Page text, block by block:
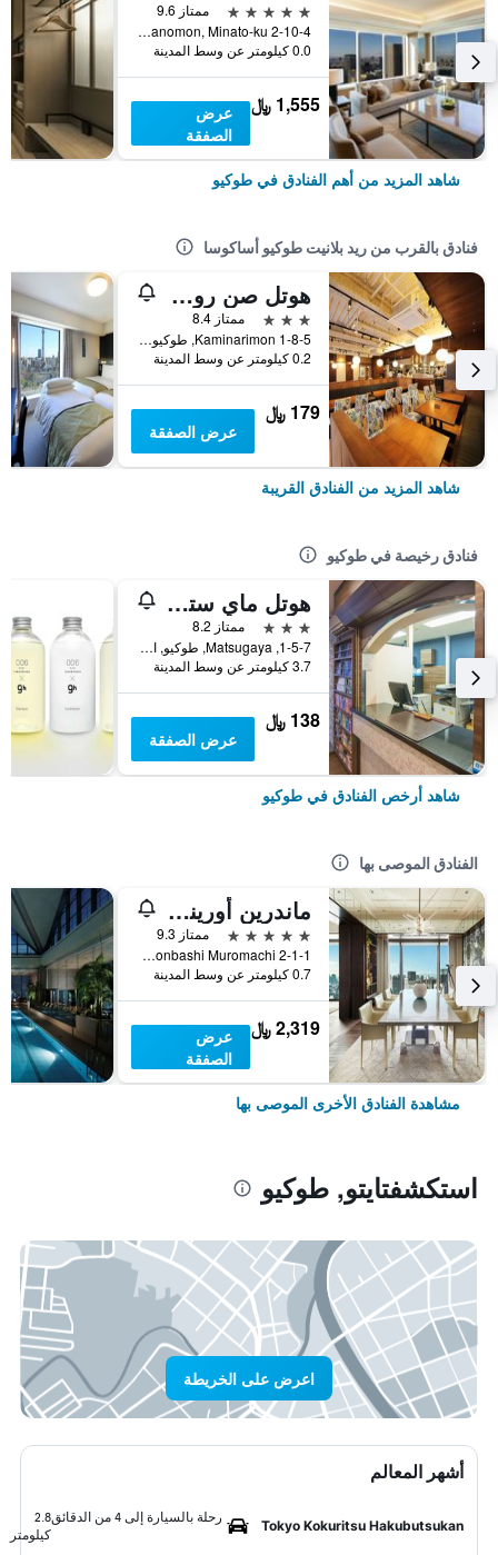
5 نجوم
ممتاز 9.6
2-10-4 Toranomon, Minato-ku, طوكيو, اليابان
0.0 كيلومتر عن وسط المدينة
1,555 ﷼
عرض
الصفقة
شاهد المزيد من أهم الفنادق في طوكيو
فنادق بالقرب من ريد بلانيت طوكيو أساكوسا
هوتل صن روت أساكوسا
3 نجوم
ممتاز 8.4
1-8-5 Kaminarimon, طوكيو, اليابان
0.2 كيلومتر عن وسط المدينة
179 ﷼
عرض الصفقة
شاهد المزيد من الفنادق القريبة
فنادق رخيصة في طوكيو
هوتل ماي ستايز أوينو إناريتشو
3 نجوم
ممتاز 8.2
1-5-7, Matsugaya, طوكيو, اليابان
3.7 كيلومتر عن وسط المدينة
138 ﷼
عرض الصفقة
شاهد أرخص الفنادق في طوكيو
الفنادق الموصى بها
ماندرين أورينتال، طوكيو
5 نجوم
ممتاز 9.3
2-1-1 Nihonbashi Muromachi, طوكيو, اليابان
0.7 كيلومتر عن وسط المدينة
2,319 ﷼
عرض
الصفقة
مشاهدة الفنادق الأخرى الموصى بها
استكشفتايتو, طوكيو
اعرض على الخريطة
أشهر المعالم
Tokyo Kokuritsu Hakubutsukan
رحلة بالسيارة إلى 4 من الدقائق
2.8
كيلومتر